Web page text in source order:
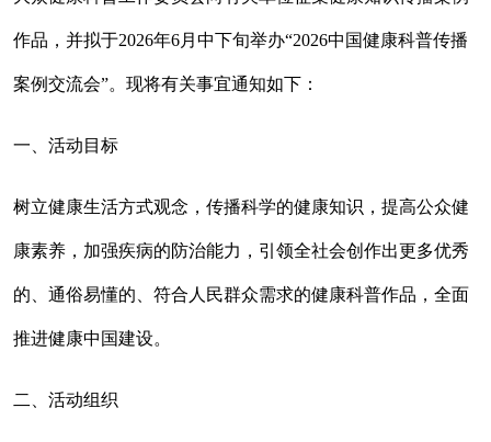
作品，并拟于2026年6月中下旬举办“2026中国健康科普传播
案例交流会”。现将有关事宜通知如下：
一、活动目标
树立健康生活方式观念，传播科学的健康知识，提高公众健
康素养，加强疾病的防治能力，引领全社会创作出更多优秀
的、通俗易懂的、符合人民群众需求的健康科普作品，全面
推进健康中国建设。
二、活动组织